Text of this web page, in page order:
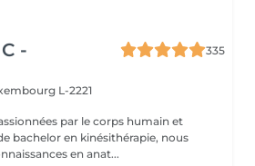
-
335
L-2221
par le corps humain et
bachelor en kinésithérapie, nous
en anat...